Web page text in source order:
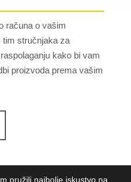
računa o vašim
stručnjaka za
kako bi vam
proizvoda prema vašim
pružili najbolje iskustvo na